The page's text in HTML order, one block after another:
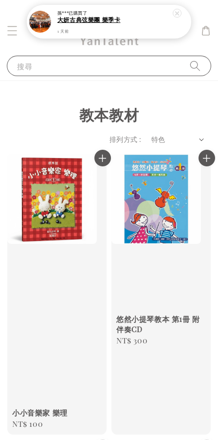
搜尋
教本教材
排列方式 :
小小音樂家 樂理
Regular
NT$ 100
悠然小提琴教本 第1冊 附
伴奏CD
Regular
NT$ 300
孫***已購買了
大妍古典弦樂團 樂季卡
1 天前